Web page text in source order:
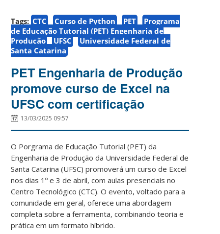
Tags: CTC Curso de Python PET
Programa
de Educação Tutorial (PET) Engenharia de
Produção
UFSC
Universidade Federal de
Santa Catarina
PET Engenharia de Produção
promove curso de Excel na
UFSC com certificação
13/03/2025 09:57
O Porgrama de Educação Tutorial (PET) da
Engenharia de Produção da Universidade Federal de
Santa Catarina (UFSC) promoverá um curso de Excel
nos dias 1º e 3 de abril, com aulas presenciais no
Centro Tecnológico (CTC). O evento, voltado para a
comunidade em geral, oferece uma abordagem
completa sobre a ferramenta, combinando teoria e
prática em um formato híbrido.